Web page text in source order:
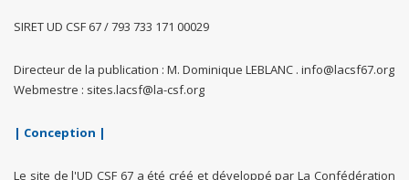
SIRET UD CSF 67 / 793 733 171 00029
Directeur de la publication : M. Dominique LEBLANC . info@lacsf67.org
Webmestre : sites.lacsf@la-csf.org
| Conception |
Le site de l'UD CSF 67 a été créé et développé par La Confédération